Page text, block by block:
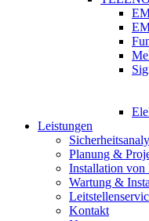
Leistungen
Planung &
Installation von
Wartung &
Kontakt